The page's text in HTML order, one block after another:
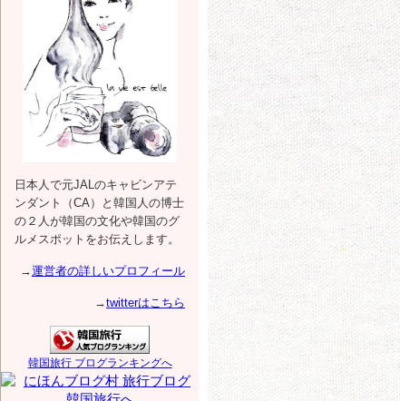
日本人で元JALのキャビンアテ
ンダント（CA）と韓国人の博士
の２人が韓国の文化や韓国のグ
ルメスポットをお伝えします。
→運営者の詳しいプロフィール
→twitterはこちら
韓国旅行 ブログランキングへ